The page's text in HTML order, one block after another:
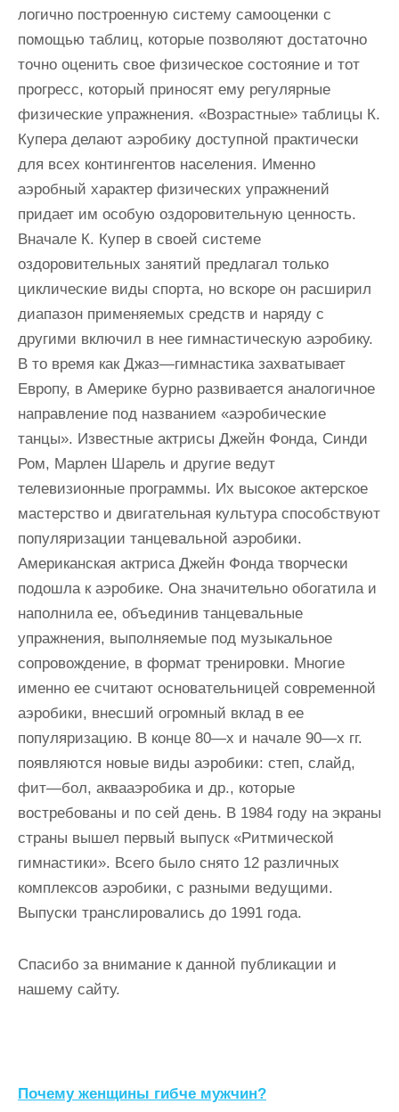
логично построенную систему самооценки с
помощью таблиц, которые позволяют достаточно
точно оценить свое физическое состояние и тот
прогресс, который приносят ему регулярные
физические упражнения. «Возрастные» таблицы К.
Купера делают аэробику доступной практически
для всех контингентов населения. Именно
аэробный характер физических упражнений
придает им особую оздоровительную ценность.
Вначале К. Купер в своей системе
оздоровительных занятий предлагал только
циклические виды спорта, но вскоре он расширил
диапазон применяемых средств и наряду с
другими включил в нее гимнастическую аэробику.
В то время как Джаз—гимнастика захватывает
Европу, в Америке бурно развивается аналогичное
направление под названием «аэробические
танцы». Известные актрисы Джейн Фонда, Синди
Ром, Марлен Шарель и другие ведут
телевизионные программы. Их высокое актерское
мастерство и двигательная культура способствуют
популяризации танцевальной аэробики.
Американская актриса Джейн Фонда творчески
подошла к аэробике. Она значительно обогатила и
наполнила ее, объединив танцевальные
упражнения, выполняемые под музыкальное
сопровождение, в формат тренировки. Многие
именно ее считают основательницей современной
аэробики, внесший огромный вклад в ее
популяризацию. В конце 80—х и начале 90—х гг.
появляются новые виды аэробики: степ, слайд,
фит—бол, аквааэробика и др., которые
востребованы и по сей день. В 1984 году на экраны
страны вышел первый выпуск «Ритмической
гимнастики». Всего было снято 12 различных
комплексов аэробики, с разными ведущими.
Выпуски транслировались до 1991 года.
Спасибо за внимание к данной публикации и
нашему сайту.
Н
Почему женщины гибче мужчин?